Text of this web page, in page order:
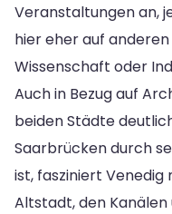
Veranstaltungen an,
hier eher auf
Wissenschaft oder
Auch in Bezug auf
beiden Städte
Saarbrücken durch
ist, fasziniert
Altstadt, den